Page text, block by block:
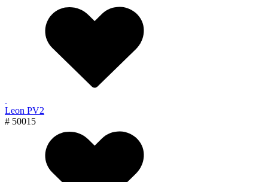
Leon PV2
# 50015